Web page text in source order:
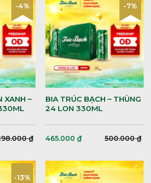
-4%
XANH –
₫
-7%
BIA TRÚC BẠCH – THÙNG
24 LON 330ML
465.000 ₫ 500.000₫
-13%